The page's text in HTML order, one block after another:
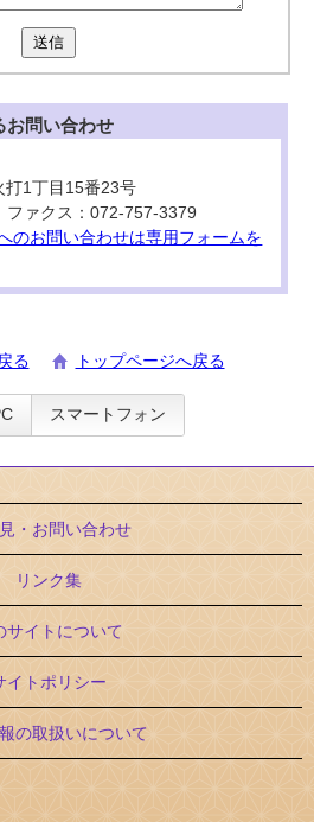
送信
お問い合わせ
1丁目15番23号
ァクス：072-757-3379
お問い合わせは専用フォームを
る トップページへ戻る
スマートフォン
・お問い合わせ
リンク集
サイトについて
イトポリシー
の取扱いについて